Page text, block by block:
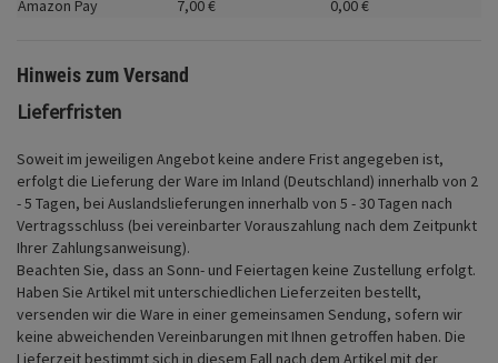
Amazon Pay
7,00€ 0,00€
Hinweis zum Versand
Lieferfristen
Soweit im jeweiligen Angebot keine andere Frist angegeben ist,
erfolgt die Lieferung der Ware im Inland (Deutschland) innerhalb von 2
- 5 Tagen, bei Auslandslieferungen innerhalb von 5 - 30 Tagen nach
Vertragsschluss (bei vereinbarter Vorauszahlung nach dem Zeitpunkt
Ihrer Zahlungsanweisung).
Beachten Sie, dass an Sonn- und Feiertagen keine Zustellung erfolgt.
Haben Sie Artikel mit unterschiedlichen Lieferzeiten bestellt,
versenden wir die Ware in einer gemeinsamen Sendung, sofern wir
keine abweichenden Vereinbarungen mit Ihnen getroffen haben. Die
Lieferzeit bestimmt sich in diesem Fall nach dem Artikel mit der